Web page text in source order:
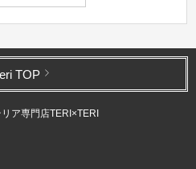
TOP
ア専門店TERI×TERI